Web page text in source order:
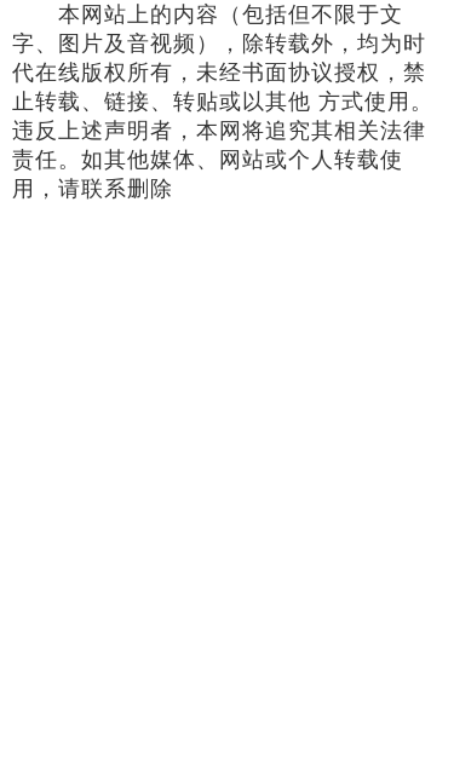
本网站上的内容（包括但不限于文
字、图片及音视频），除转载外，均为时
代在线版权所有，未经书面协议授权，禁
止转载、链接、转贴或以其他 方式使用。
违反上述声明者，本网将追究其相关法律
责任。如其他媒体、网站或个人转载使
用，请联系删除